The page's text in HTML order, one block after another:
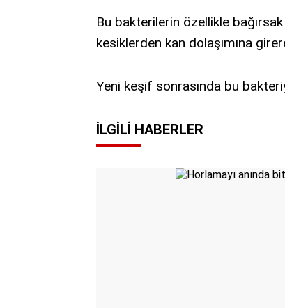
Bu bakterilerin özellikle
kesiklerden kan dolaşımına
Yeni keşif sonrasında bu
İLGILI HABERLER